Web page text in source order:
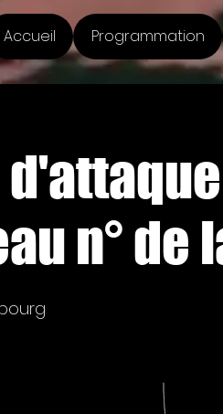
Accueil Programmation
n° de